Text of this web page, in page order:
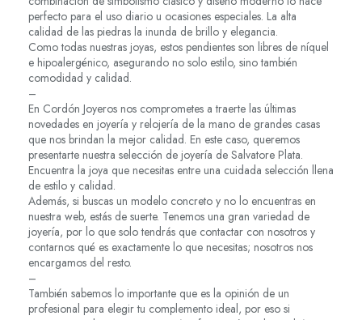
perfecto para el uso diario u ocasiones especiales. La alta
calidad de las piedras la inunda de brillo y elegancia.
Como todas nuestras joyas, estos pendientes son libres de níquel
e hipoalergénico, asegurando no solo estilo, sino también
comodidad y calidad.
–
En Cordón Joyeros nos comprometes a traerte las últimas
novedades en joyería y relojería de la mano de grandes casas
que nos brindan la mejor calidad. En este caso, queremos
presentarte nuestra selección de joyería de Salvatore Plata.
Encuentra la joya que necesitas entre una cuidada selección llena
de estilo y calidad.
Además, si buscas un modelo concreto y no lo encuentras en
nuestra web, estás de suerte. Tenemos una gran variedad de
joyería, por lo que solo tendrás que contactar con nosotros y
contarnos qué es exactamente lo que necesitas; nosotros nos
encargamos del resto.
–
También sabemos lo importante que es la opinión de un
profesional para elegir tu complemento ideal, por eso si